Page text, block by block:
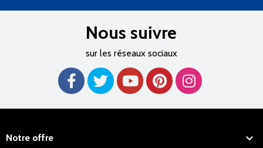
Nous suivre
sur les réseaux sociaux
Notre offre 